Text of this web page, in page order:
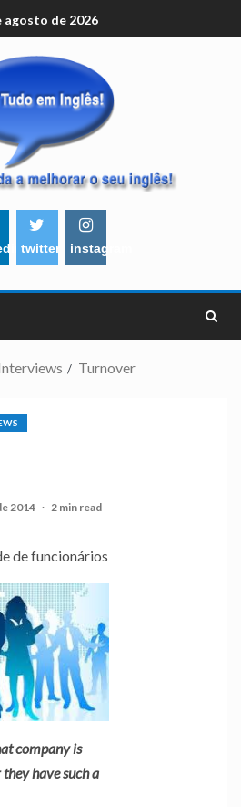
agosto de 2026
twitter instagram
Turnover
2014 2 min read
de funcionários
company is
have such a